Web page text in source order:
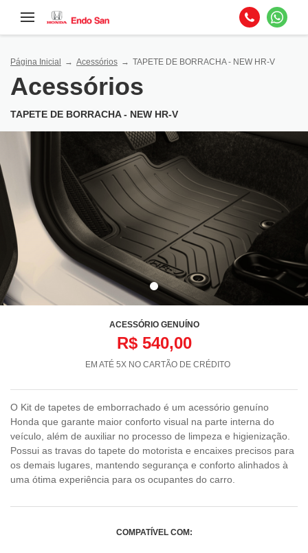
Página Inicial Acessórios TAPETE DE BORRACHA - NEW HR-V
Acessórios
TAPETE DE BORRACHA - NEW HR-V
ACESSÓRIO GENUÍNO
R$ 540,00
EM ATÉ 5X NO CARTÃO DE CRÉDITO
O Kit de tapetes de emborrachado é um acessório genuíno
Honda que garante maior conforto visual na parte interna do
veículo, além de auxiliar no processo de limpeza e higienização.
Possui as travas do tapete do motorista e encaixes precisos para
os demais lugares, mantendo segurança e conforto alinhados à
uma ótima experiência para os ocupantes do carro.
COMPATÍVEL COM: